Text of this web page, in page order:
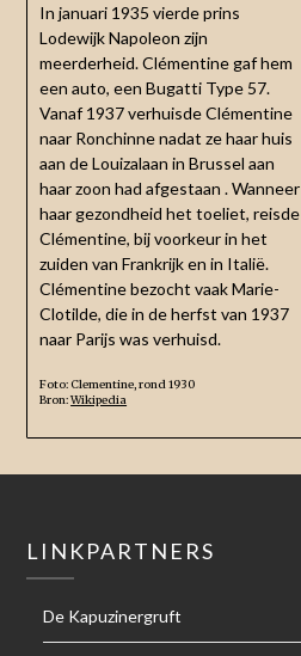
In januari 1935 vierde prins
Lodewijk Napoleon zijn
meerderheid. Clémentine gaf hem
een ​​auto, een Bugatti Type 57.
Vanaf 1937 verhuisde Clémentine
naar Ronchinne nadat ze haar huis
aan de Louizalaan in Brussel aan
haar zoon had afgestaan . Wanneer
haar gezondheid het toeliet, reisde
Clémentine, bij voorkeur in het
zuiden van Frankrijk en in Italië.
Clémentine bezocht vaak Marie-
Clotilde, die in de herfst van 1937
naar Parijs was verhuisd.
Foto: Clementine, rond 1930
Bron:Wikipedia
LINKPARTNERS
De Kapuzinergruft